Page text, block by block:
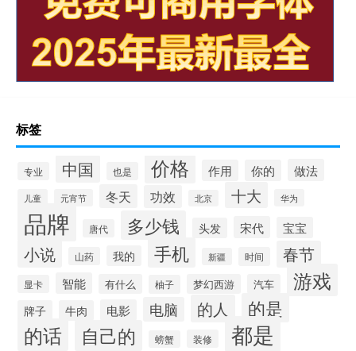
标签
专业 中国 也是 价格 作用 你的 做法
儿童 元宵节 冬天 功效 北京 十大 华为
品牌 唐代 多少钱 头发 宋代 宝宝
小说 山药 我的 手机 新疆 时间 春节
显卡 智能 有什么 柚子 梦幻西游 汽车 游戏
牌子 牛肉 电影 电脑 的人 的是
的话 自己的 螃蟹 装修 都是